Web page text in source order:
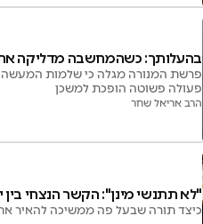
בהעלותך: כשהמחשבה מדליקה
פרשת המנורה מגלה כי שלמות המעשה
פעולה פשוטה הופכת למשכן
הרב אריאל שחר
"לא תתנשי מינן": הקשר הנצחי בין
כיצד תורה שבעל פה ממשיכה להאיר את